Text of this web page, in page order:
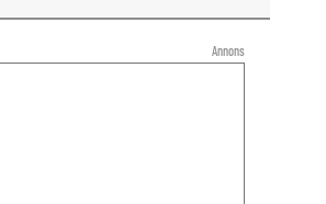
Annons